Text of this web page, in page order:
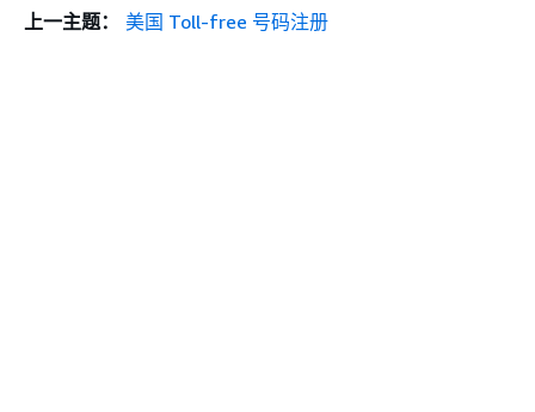
上一主题：
美国 Toll-free 号码注册